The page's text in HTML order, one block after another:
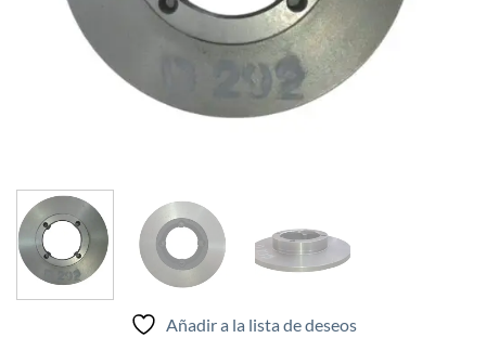
Añadir a la lista de deseos